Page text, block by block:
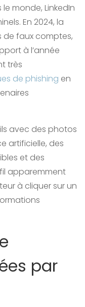
monde, LinkedIn
En 2024, la
de faux comptes,
à l’année
très
de phishing en
avec des photos
artificielle, des
et des
apparemment
à cliquer sur un
par